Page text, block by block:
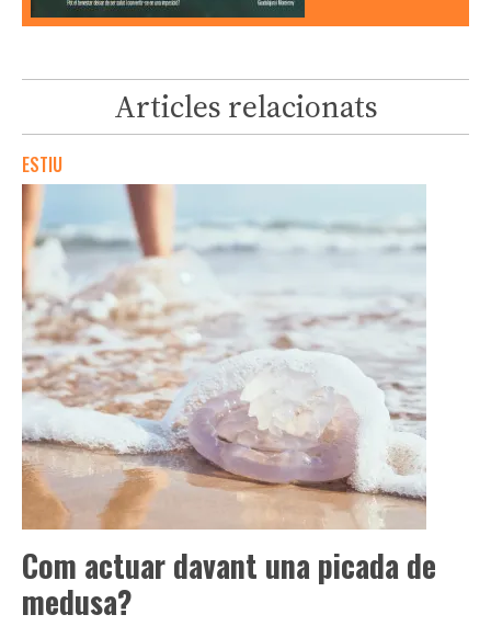
Articles relacionats
ESTIU
Com actuar davant una picada de
medusa?